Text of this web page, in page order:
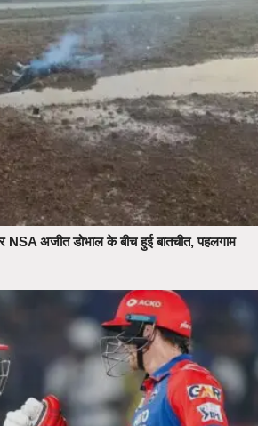
NSA अजीत डोभाल के बीच हुई बातचीत, पहलगाम